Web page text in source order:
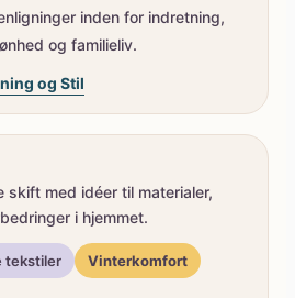
inden for indretning,
og familieliv.
og Stil
skift med idéer til materialer,
i hjemmet.
tekstiler
Vinterkomfort